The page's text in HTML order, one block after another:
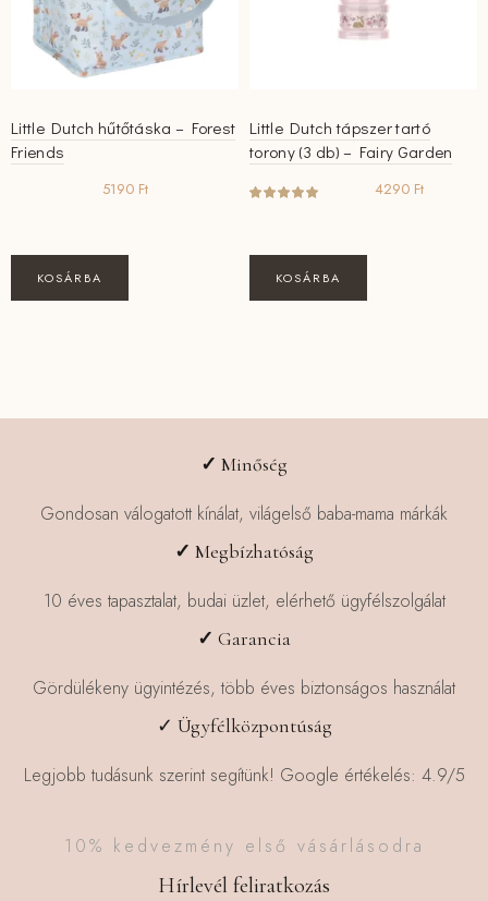
Little Dutch hűtőtáska – Forest
Friends
5190 Ft
KOSÁRBA
Little Dutch tápszer tartó
torony (3 db) – Fairy Garden
4290 Ft
KOSÁRBA
✓ Minőség
Gondosan válogatott kínálat, világelső baba-mama márkák
✓ Megbízhatóság
10 éves tapasztalat, budai üzlet, elérhető ügyfélszolgálat
✓ Garancia
Gördülékeny ügyintézés, több éves biztonságos használat
✓ Ügyfélközpontúság
Legjobb tudásunk szerint segítünk! Google értékelés: 4.9/5
10% kedvezmény első vásárlásodra
Hírlevél feliratkozás